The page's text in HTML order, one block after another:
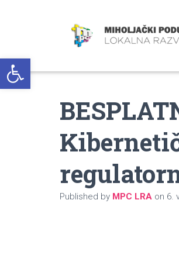
Open toolbar
Published by MPC LRA on 6.